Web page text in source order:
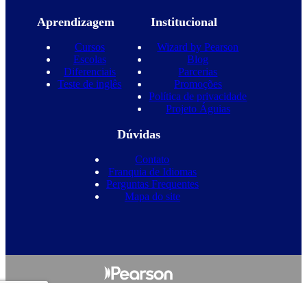
Aprendizagem
Cursos
Escolas
Diferenciais
Teste de inglês
Institucional
Wizard by Pearson
Blog
Parcerias
Promoções
Política de privacidade
Projeto Águias
Dúvidas
Contato
Franquia de Idiomas
Perguntas Frequentes
Mapa do site